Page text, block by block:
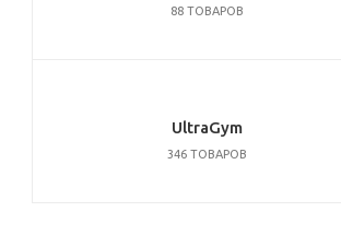
88 ТОВАРОВ
UltraGym
346 ТОВАРОВ